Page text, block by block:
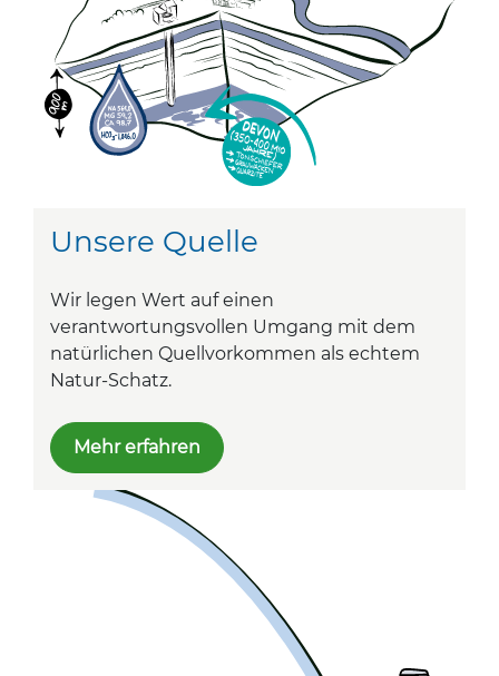
Unsere Quelle
Wir legen Wert auf einen
verantwortungsvollen Umgang mit dem
natürlichen Quellvorkommen als echtem
Natur-Schatz.
Mehr erfahren